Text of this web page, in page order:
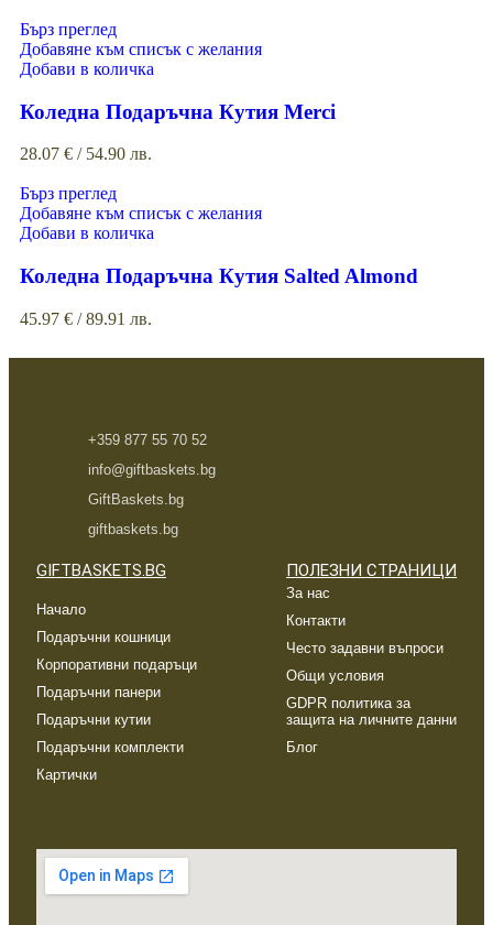
Бърз преглед
Добавяне към списък с желания
Добави в количка
Коледна Подаръчна Кутия Merci
28.07 € / 54.90 лв.
Бърз преглед
Добавяне към списък с желания
Добави в количка
Коледна Подаръчна Кутия Salted Almond
45.97 € / 89.91 лв.
+359 877 55 70 52
info@giftbaskets.bg
GiftBaskets.bg
giftbaskets.bg
GIFTBASKETS.BG
Начало
Подаръчни кошници
Корпоративни подаръци
Подаръчни панери
Подаръчни кутии
Подаръчни комплекти
Картички
ПОЛЕЗНИ СТРАНИЦИ
За нас
Контакти
Често задавни въпроси
Общи условия
GDPR политика за
защита на личните данни
Блог